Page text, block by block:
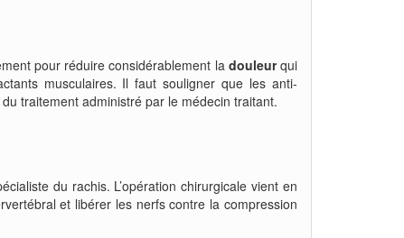
pour réduire considérablement la douleurqui
musculaires. Il faut souligner que les anti-
traitement administré par le médecin traitant.
du rachis. L’opération chirurgicale vient en
et libérer les nerfs contre la compression